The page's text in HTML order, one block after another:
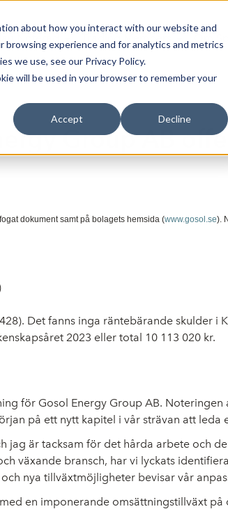
about how you interact with our website and
experience and for analytics and metrics
we use, see our Privacy Policy.
will be used in your browser to remember your
Accept Decline
Om
Group AB
dokument samt på bolagets hemsida (www.gosol.se).
Det fanns inga räntebärande skulder i
2023 eller total 10 113 020 kr.
för Gosol Energy Group AB.
på ett nytt kapitel i vår strävan att
är tacksam för det hårda arbete och
växande bransch, har vi lyckats
nya tillväxtmöjligheter bevisar vår
en imponerande omsättningstillväxt